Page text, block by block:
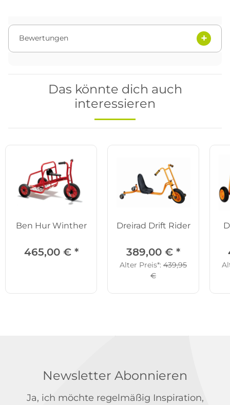
Bewertungen
Das könnte dich auch
interessieren
Ben Hur Winther
465,00 € *
Dreirad Drift Rider
389,00 € *
Alter Preis*: 439,95
€
Newsletter Abonnieren
Ja, ich möchte regelmäßig Inspiration,